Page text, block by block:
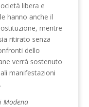
libera e
hanno anche il
mentre
ritirato senza
dello
verrà sostenuto
manifestazioni
Modena